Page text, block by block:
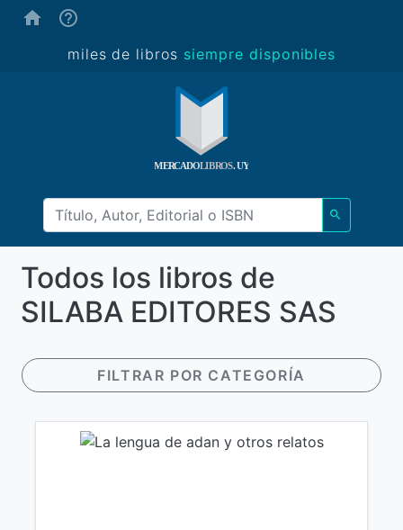
miles de libros siempre disponibles
Todos los libros de
SILABA EDITORES SAS
FILTRAR POR CATEGORÍA